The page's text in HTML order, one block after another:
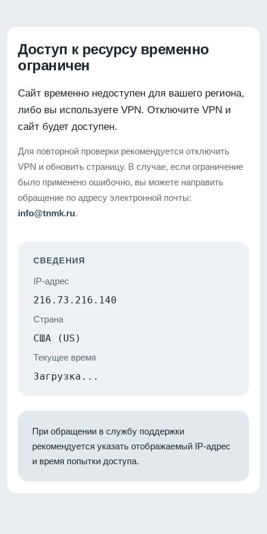
Доступ к ресурсу временно
ограничен
Сайт временно недоступен для вашего региона,
либо вы используете VPN. Отключите VPN и
сайт будет доступен.
Для повторной проверки рекомендуется отключить
VPN и обновить страницу. В случае, если ограничение
было применено ошибочно, вы можете направить
обращение по адресу электронной почты:
info@tnmk.ru.
СВЕДЕНИЯ
IP-адрес
216.73.216.140
Страна
США (US)
Текущее время
Загрузка...
При обращении в службу поддержки
рекомендуется указать отображаемый IP-адрес
и время попытки доступа.